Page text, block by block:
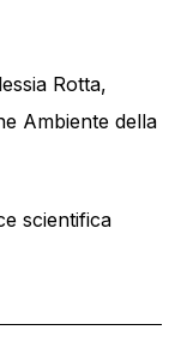
Rotta,
Ambiente della
scientifica